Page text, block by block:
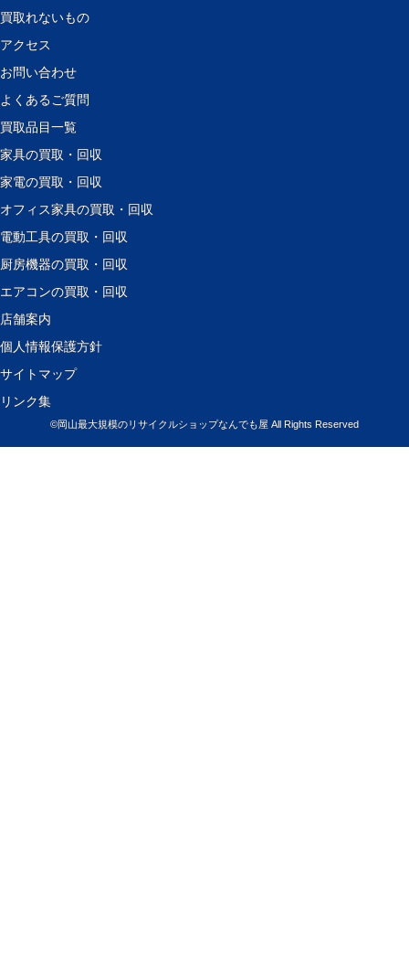
買取れないもの
アクセス
お問い合わせ
よくあるご質問
買取品目一覧
家具の買取・回収
家電の買取・回収
オフィス家具の買取・回収
電動工具の買取・回収
厨房機器の買取・回収
エアコンの買取・回収
店舗案内
個人情報保護方針
サイトマップ
リンク集
©岡山最大規模のリサイクルショップなんでも屋 All Rights Reserved